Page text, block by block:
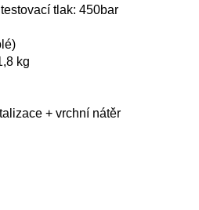
tlak: 450bar
kg
+ vrchní nátěr